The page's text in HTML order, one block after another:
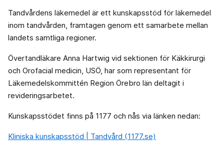
Tandvårdens läkemedel är ett kunskapsstöd för läkemedel
inom tandvården, framtagen genom ett samarbete mellan
landets samtliga regioner.
Övertandläkare Anna Hartwig vid sektionen för Käkkirurgi
och Orofacial medicin, USÖ, har som representant för
Läkemedelskommittén Region Örebro län deltagit i
revideringsarbetet.
Kunskapsstödet finns på 1177 och nås via länken nedan:
Kliniska kunskapsstöd | Tandvård (1177.se)